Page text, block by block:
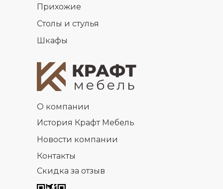
Прихожие
Столы и стулья
Шкафы
О компании
История Крафт Мебель
Новости компании
Контакты
Скидка за отзыв